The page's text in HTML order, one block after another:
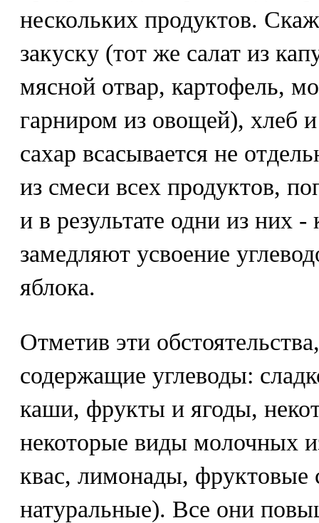
нескольких продуктов.
закуску (тот же салат из
мясной отвар, картофель,
гарниром из овощей), хлеб
сахар всасывается не
из смеси всех продуктов,
и в результате одни из них
замедляют усвоение
яблока.
Отметив эти
содержащие углеводы:
каши, фрукты и ягоды,
некоторые виды молочных
квас, лимонады, фруктовые
натуральные). Все они